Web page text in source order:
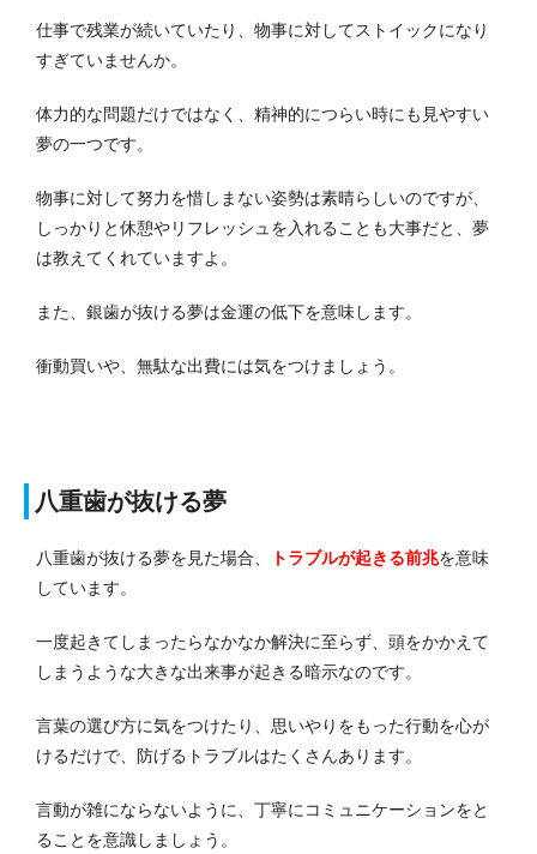
仕事で残業が続いていたり、物事に対してストイックになり
すぎていませんか。
体力的な問題だけではなく、精神的につらい時にも見やすい
夢の一つです。
物事に対して努力を惜しまない姿勢は素晴らしいのですが、
しっかりと休憩やリフレッシュを入れることも大事だと、夢
は教えてくれていますよ。
また、銀歯が抜ける夢は金運の低下を意味します。
衝動買いや、無駄な出費には気をつけましょう。
八重歯が抜ける夢
八重歯が抜ける夢を見た場合、 トラブルが起きる前兆を意味
しています。
一度起きてしまったらなかなか解決に至らず、頭をかかえて
しまうような大きな出来事が起きる暗示なのです。
言葉の選び方に気をつけたり、思いやりをもった行動を心が
けるだけで、防げるトラブルはたくさんあります。
言動が雑にならないように、丁寧にコミュニケーションをと
ることを意識しましょう。